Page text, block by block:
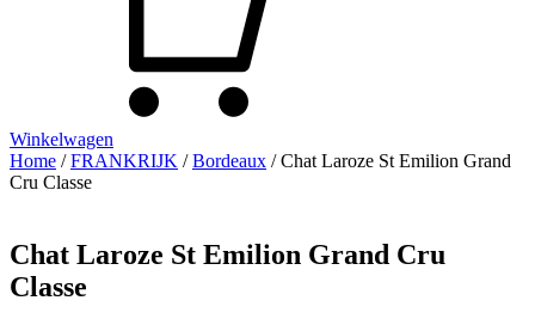
Winkelwagen
Home /FRANKRIJK /Bordeaux / Chat Laroze St Emilion Grand
Cru Classe
Chat Laroze St Emilion Grand Cru
Classe